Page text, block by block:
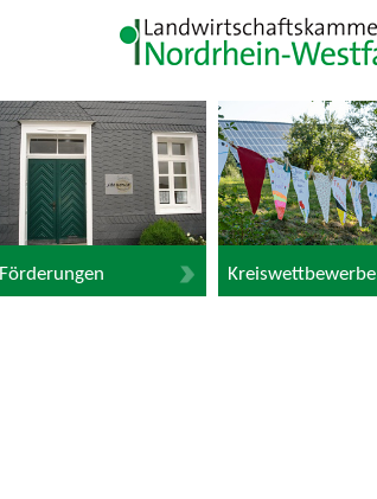
Förderungen Kreiswettbewerbe